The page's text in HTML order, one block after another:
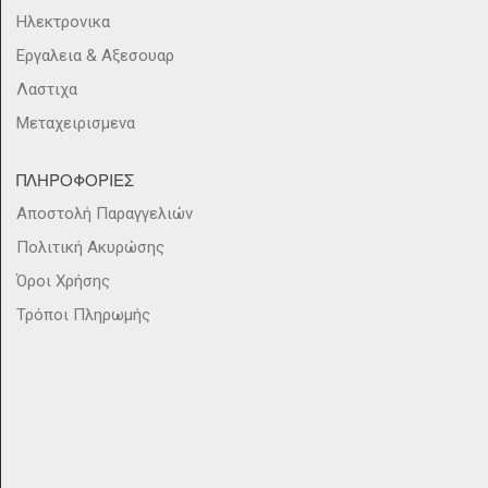
Ηλεκτρονικα
Εργαλεια & Αξεσουαρ
Λαστιχα
Μεταχειρισμενα
ΠΛΗΡΟΦΟΡΙΕΣ
Αποστολή Παραγγελιών
Πολιτική Ακυρώσης
Όροι Χρήσης
Τρόποι Πληρωμής